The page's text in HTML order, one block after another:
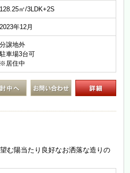
128.25㎡/3LDK+2S
2023年12月
分譲地外
駐車場3台可
※居住中
む陽当たり良好なお洒落な造りの